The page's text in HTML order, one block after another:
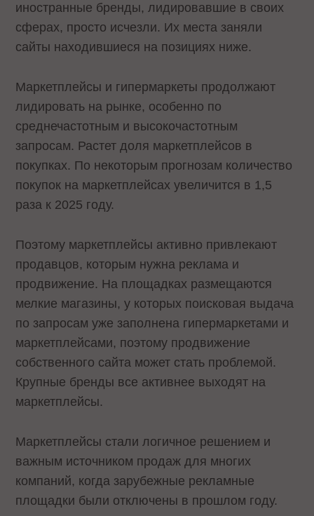
иностранные бренды, лидировавшие в своих
сферах, просто исчезли. Их места заняли
сайты находившиеся на позициях ниже.
Маркетплейсы и гипермаркеты продолжают
лидировать на рынке, особенно по
среднечастотным и высокочастотным
запросам. Растет доля маркетплейсов в
покупках. По некоторым прогнозам количество
покупок на маркетплейсах увеличится в 1,5
раза к 2025 году.
Поэтому маркетплейсы активно привлекают
продавцов, которым нужна реклама и
продвижение. На площадках размещаются
мелкие магазины, у которых поисковая выдача
по запросам уже заполнена гипермаркетами и
маркетплейсами, поэтому продвижение
собственного сайта может стать проблемой.
Крупные бренды все активнее выходят на
маркетплейсы.
Маркетплейсы стали логичное решением и
важным источником продаж для многих
компаний, когда зарубежные рекламные
площадки были отключены в прошлом году.